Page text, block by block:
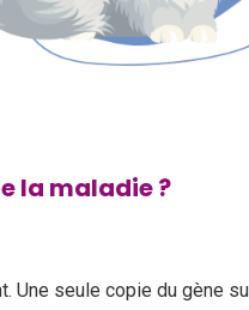
la maladie ?
Une seule copie du gène